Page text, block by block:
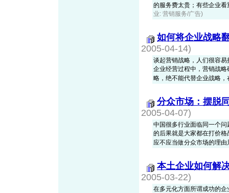
的服务费太贵；有些企业
业: 营销服务/广告)
如何将企业战略
2005-04-14)
谈起营销战略，人们很容
企业经营过程中，营销战
略，绝不能代替企业战略
分众市场：摆脱
2005-04-07)
中国很多行业面临同一个
的后果就是大家都在打价
应不应当做分众市场的理
本土企业如何解
2005-03-22)
在多元化方面所谓成功的